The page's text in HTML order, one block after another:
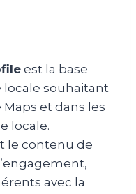
est la base
souhaitant
et dans les
locale.
le contenu de
avec la